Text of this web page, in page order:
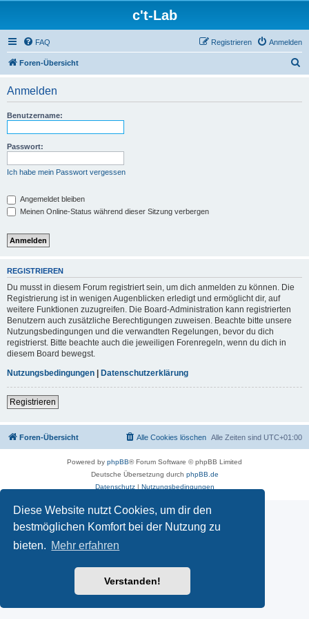
Diese Website nutzt Cookies, um dir den
bestmöglichen Komfort bei der Nutzung zu
bieten. Mehr erfahren
Verstanden!
c't-Lab
FAQ Anmelden
Registrieren
Foren-Übersicht
Anmelden
Benutzername:
Passwort:
Ich habe mein Passwort vergessen
Angemeldet bleiben
Meinen Online-Status während dieser Sitzung verbergen
REGISTRIEREN
Du musst in diesem Forum registriert sein, um dich anmelden zu können. Die
Registrierung ist in wenigen Augenblicken erledigt und ermöglicht dir, auf
weitere Funktionen zuzugreifen. Die Board-Administration kann registrierten
Benutzern auch zusätzliche Berechtigungen zuweisen. Beachte bitte unsere
Nutzungsbedingungen und die verwandten Regelungen, bevor du dich
registrierst. Bitte beachte auch die jeweiligen Forenregeln, wenn du dich in
diesem Board bewegst.
Nutzungsbedingungen | Datenschutzerklärung
Registrieren
Foren-Übersicht Alle Zeiten sind UTC+01:00
Alle Cookies löschen
Powered by phpBB® Forum Software © phpBB Limited
Deutsche Übersetzung durch phpBB.de
Datenschutz| Nutzungsbedingungen